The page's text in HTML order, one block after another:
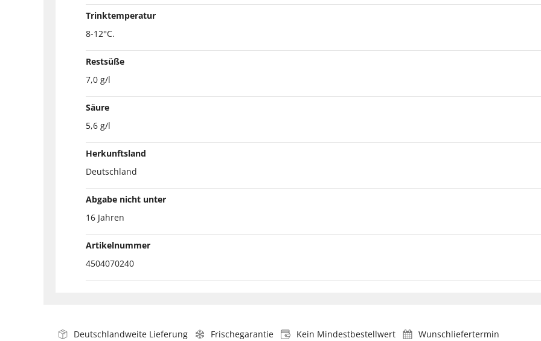
Trinktemperatur
8-12°C.
Restsüße
7,0 g/l
Säure
5,6 g/l
Herkunftsland
Deutschland
Abgabe nicht unter
16 Jahren
Artikelnummer
4504070240
Deutschlandweite Lieferung Frischegarantie Kein Mindestbestellwert Wunschliefertermin